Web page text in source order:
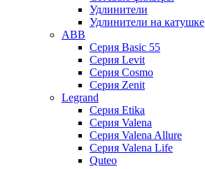
Удлинители
Удлинители на катушке
ABB
Серия Basic 55
Серия Levit
Серия Cosmo
Серия Zenit
Legrand
Серия Etika
Серия Valena
Серия Valena Allure
Серия Valena Life
Quteo